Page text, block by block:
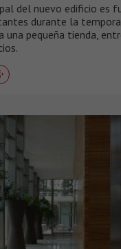
del nuevo edificio es
durante la
una pequeña tienda,